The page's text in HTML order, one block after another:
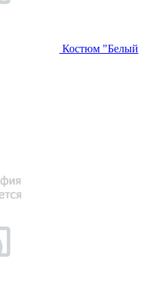
Костюм "Белый